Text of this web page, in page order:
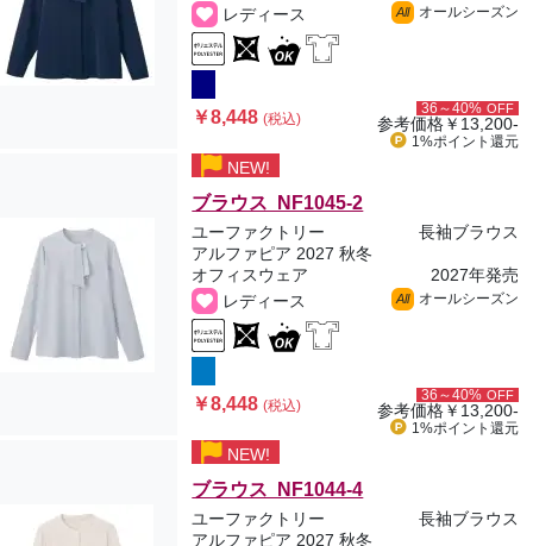
レディース
All オールシーズン
￥8,448(税込)
36～40% OFF
参考価格￥13,200-
1%ポイント 還元
NEW!
ブラウス NF1045-2
ユーファクトリー
長袖ブラウス
アルファピア 2027 秋冬
オフィスウェア
2027年発売
レディース
All オールシーズン
￥8,448(税込)
36～40% OFF
参考価格￥13,200-
1%ポイント 還元
NEW!
ブラウス NF1044-4
ユーファクトリー
長袖ブラウス
アルファピア 2027 秋冬